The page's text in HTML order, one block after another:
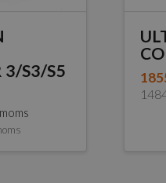
3/S3/S5